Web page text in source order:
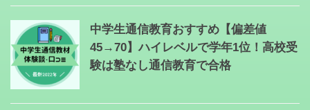
中学生通信教育おすすめ【偏差値
45→70】ハイレベルで学年1位！高校受
験は塾なし通信教育で合格